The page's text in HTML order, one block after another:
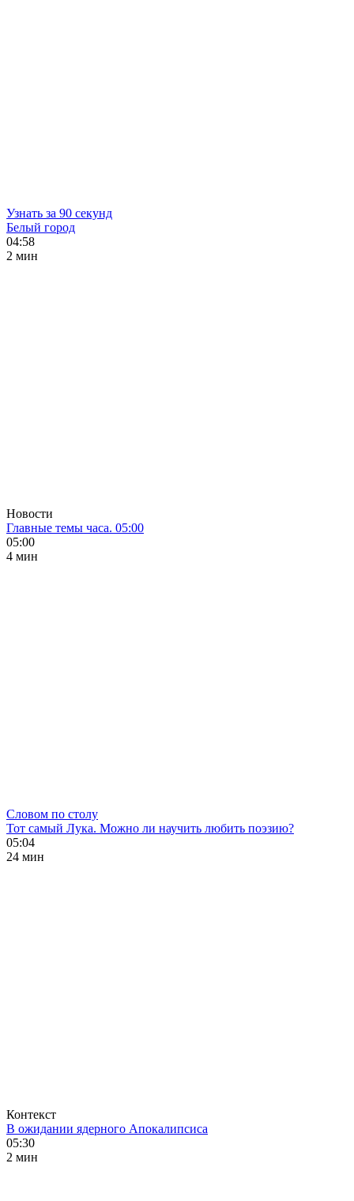
Узнать за 90 секунд
Белый город
04:58
2 мин
Новости
Главные темы часа. 05:00
05:00
4 мин
Словом по столу
Тот самый Лука. Можно ли научить любить поэзию?
05:04
24 мин
Контекст
В ожидании ядерного Апокалипсиса
05:30
2 мин